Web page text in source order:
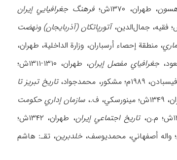
، طهران، ۱۳۷۰ش؛
فرهنگ جغرافیایي إیران
آتورپاتکان (آذربایجان) ونهضت
، منطقة إحصاء أرسباران، وزارة الداخلیة، طهران،
جغرافیاي مفصل إیران
، طهران، ۱۳۱۰-۱۳۱۱ش؛
فیسبادن، ۱۹۸۹م؛ مشکور، محمدجواد،
تاریخ تبریز تا
ف.،
سازمان إداري حکومت
تاریخ اجتماعي إیران
، طهران، ۱۳۴۲ش؛
خلدبرین، تقـ: هاشم